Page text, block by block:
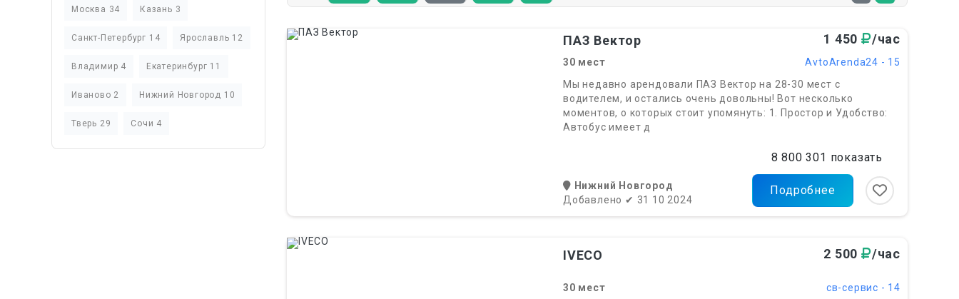
Москва 34 Казань 3
Санкт-Петербург 14 Ярославль 12
Владимир 4 Екатеринбург 11
Иваново 2 Нижний Новгород 10
Тверь 29 Сочи 4
ПАЗ Вектор 1 450 /час
30 мест
AvtoArenda24 - 15
Мы недавно арендовали ПАЗ Вектор на 28-30 мест с
водителем, и остались очень довольны! Вот несколько
моментов, о которых стоит упомянуть: 1. Простор и Удобство:
Автобус имеет д
Нижний Новгород
Добавлено ✔ 31 10 2024
8 800 301 показать
Подробнее
IVECO 2 500 /час
30 мест св-сервис - 14